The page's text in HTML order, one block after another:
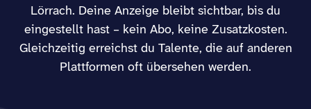
Lörrach. Deine Anzeige bleibt sichtbar, bis du
eingestellt hast – kein Abo, keine Zusatzkosten.
Gleichzeitig erreichst du Talente, die auf anderen
Plattformen oft übersehen werden.